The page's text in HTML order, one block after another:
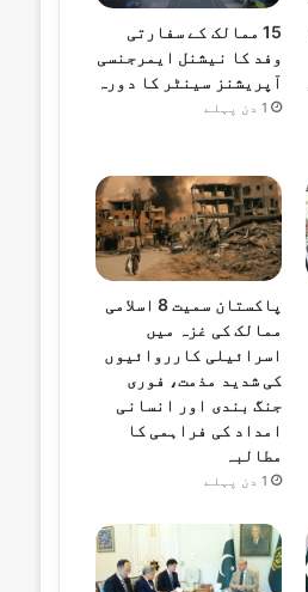
15 ممالک کے سفارتی
وفد کا نیشنل ایمرجنسی
آپریشنز سینٹر کا دورہ
1 دن پہلے
پاکستان سمیت 8 اسلامی
ممالک کی غزہ میں
اسرائیلی کارروائیوں
کی شدید مذمت، فوری
جنگ بندی اور انسانی
امداد کی فراہمی کا
مطالبہ
1 دن پہلے